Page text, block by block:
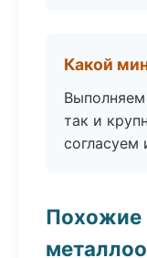
Какой
так и
согласуем
Похожие